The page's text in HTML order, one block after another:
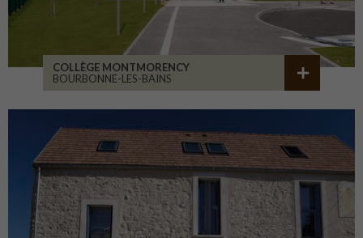
COLLÈGE MONTMORENCY
BOURBONNE-LES-BAINS